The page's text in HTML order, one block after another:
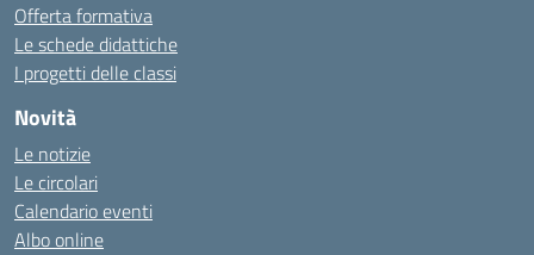
Offerta formativa
Le schede didattiche
I progetti delle classi
Novità
Le notizie
Le circolari
Calendario eventi
Albo online